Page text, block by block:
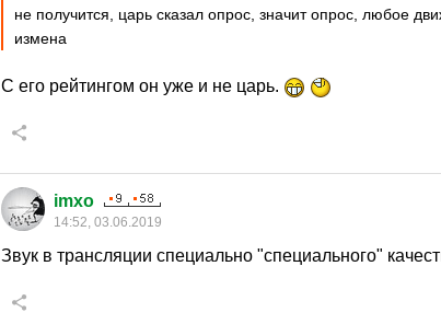
не получится, царь сказал опрос, значит опрос, любое
измена
С его рейтингом он уже и не царь.
imxo
14:52, 03.06.2019
Звук в трансляции специально "специального"